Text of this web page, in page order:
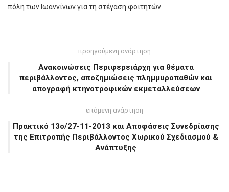
πόλη των Ιωαννίνων για τη στέγαση φοιτητών.
προηγούμενη ανάρτηση
Ανακοινώσεις Περιφερειάρχη για θέματα
περιβάλλοντος, αποζημιώσεις πλημμυροπαθών και
απογραφή κτηνοτροφικών εκμεταλλεύσεων
επόμενη ανάρτηση
Πρακτικό 13ο/27-11-2013 και Αποφάσεις Συνεδρίασης
της Επιτροπής Περιβάλλοντος Χωρικού Σχεδιασμού &
Ανάπτυξης